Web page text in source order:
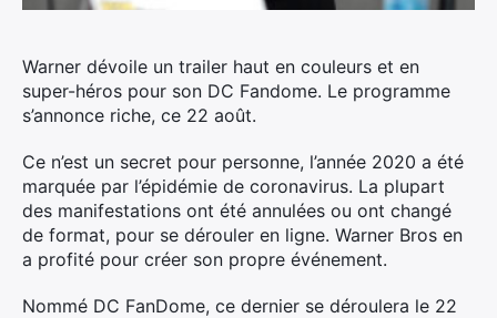
Warner dévoile un trailer haut en couleurs et en
super-héros pour son DC Fandome. Le programme
s’annonce riche, ce 22 août.
Ce n’est un secret pour personne, l’année 2020 a été
marquée par l’épidémie de coronavirus. La plupart
des manifestations ont été annulées ou ont changé
de format, pour se dérouler en ligne. Warner Bros en
a profité pour créer son propre événement.
Nommé DC FanDome, ce dernier se déroulera le 22